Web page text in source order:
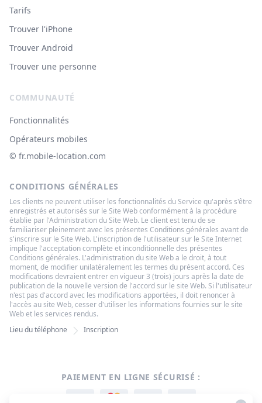
Tarifs
Trouver l'iPhone
Trouver Android
Trouver une personne
COMMUNAUTÉ
Fonctionnalités
Opérateurs mobiles
© ‌fr.mobile-location.com
CONDITIONS GÉNÉRALES
Les clients ne peuvent utiliser les fonctionnalités du Service qu'après s'être
enregistrés et autorisés sur le Site Web conformément à la procédure
établie par l'Administration du Site Web. Le client est tenu de se
familiariser pleinement avec les présentes Conditions générales avant de
s'inscrire sur le Site Web. L'inscription de l'utilisateur sur le Site Internet
implique l'acceptation complète et inconditionnelle des présentes
Conditions générales. L'administration du site Web a le droit, à tout
moment, de modifier unilatéralement les termes du présent accord. Ces
modifications devraient entrer en vigueur 3 (trois) jours après la date de
publication de la nouvelle version de l'accord sur le site Web. Si l'utilisateur
n'est pas d'accord avec les modifications apportées, il doit renoncer à
l'accès au site Web, cesser d'utiliser les informations fournies sur le site
Web et les services rendus.
Lieu du téléphone
Inscription
PAIEMENT EN LIGNE SÉCURISÉ :